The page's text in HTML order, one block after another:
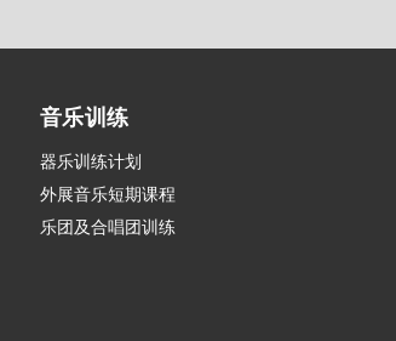
音乐训练
器乐训练计划
外展音乐短期课程
乐团及合唱团训练